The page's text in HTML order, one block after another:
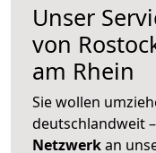
Unser
von
am Rhein
Sie wollen
deutschlandweit
Netzwerkan